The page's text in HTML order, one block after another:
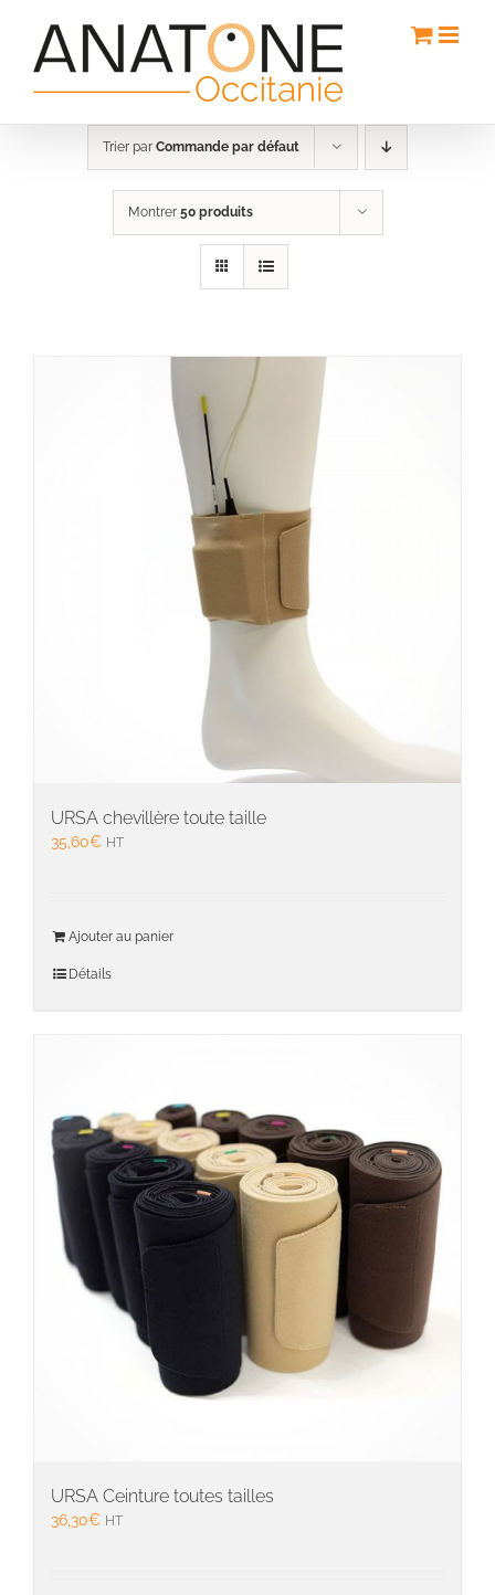
contenu
Trier par Commande par défaut
Montrer 50 produits
URSA chevillère toute taille
35,60€ HT
Ajouter au panier
Détails
URSA Ceinture toutes tailles
36,30€ HT